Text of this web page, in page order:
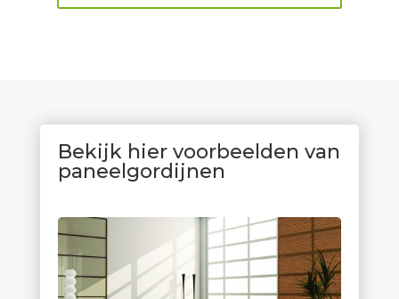
Bekijk hier voorbeelden van
paneelgordijnen